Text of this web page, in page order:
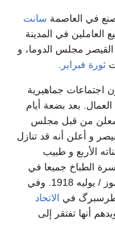
سانت
في المدينة
القيصر مجلس الدوما، و
ثورة فبراير
اجتماعات جماهيرية
بعد بضعة أيام
من قبل مجلس
و أعلن أنه قد تنازل
الأربع و طبيب
الطباخ جميعا في
غرفة واحدة على أيدي البلاشفة في ليلة 17 تموز / يوليه 1918. وفي
في الاتحاد
أنها تفتقر إلى